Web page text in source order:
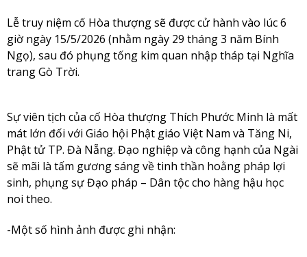
Lễ truy niệm cố Hòa thượng sẽ được cử hành vào lúc 6
giờ ngày 15/5/2026 (nhằm ngày 29 tháng 3 năm Bính
Ngọ), sau đó phụng tống kim quan nhập tháp tại Nghĩa
trang Gò Trời.
Sự viên tịch của cố Hòa thượng Thích Phước Minh là mất
mát lớn đối với Giáo hội Phật giáo Việt Nam và Tăng Ni,
Phật tử TP. Đà Nẵng. Đạo nghiệp và công hạnh của Ngài
sẽ mãi là tấm gương sáng về tinh thần hoằng pháp lợi
sinh, phụng sự Đạo pháp – Dân tộc cho hàng hậu học
noi theo.
-Một số hình ảnh được ghi nhận: